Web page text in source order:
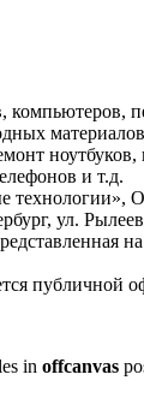
компьютеров,
ноутбуков,
и т.д.
технологии»,
, ул.
публичной
in offcanvas